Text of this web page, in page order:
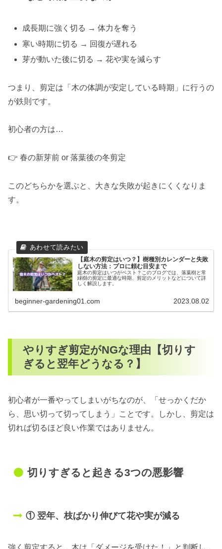
成長期に強く切る → 体力を奪う
寒い時期に切る → 回復が遅れる
芽が動いた後に切る → 花や実を減らす
つまり、剪定は「木の体調が安定している時期」に行うの
が鉄則です。
初心者の方は…
👉 春の新芽前 or 落葉後の冬剪定
このどちらかを選ぶと、大きな失敗が起きにくくなりま
す。
【庭木の剪定はいつ？】樹種別カレンダーと失敗
しない方法：プロに頼む目安まで
庭木の剪定はいつがベスト？このブログでは、落葉樹と常
緑樹の剪定に最適な時期、剪定のメリットなどについて詳
しく解説します。
beginner-gardening01.com 2023.08.02
やりすぎ剪定がNGな理由【切りす
ぎると翌年どうなる？】
初心者が一番やってしまいがちなのが、「せっかくだか
ら、思い切って切ってしまう」ことです。しかし、剪定は
切れば切るほど良い作業ではありません。
切りすぎると起きる3つの悪影響
① 翌年、枝ばかり伸びて花や実が減る
強く剪定すると、木は「ダメージを受けた！」と判断し、